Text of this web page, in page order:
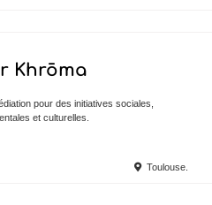
Khrōma
pour des initiatives sociales,
et culturelles.
Toulouse.